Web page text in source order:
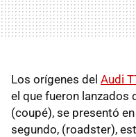
Los orígenes del Audi
el que fueron lanzados
(coupé), se presentó en
segundo, (roadster),